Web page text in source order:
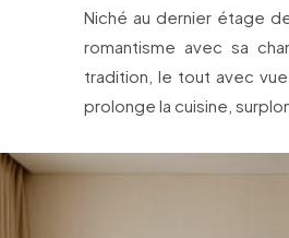
Niché au dernier étage
romantisme avec sa
tradition, le tout avec
prolonge la cuisine,